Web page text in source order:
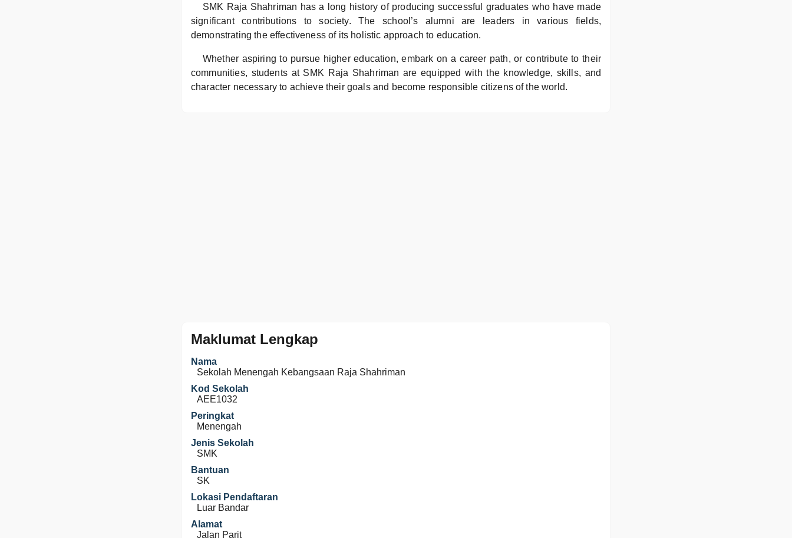
SMK Raja Shahriman has a long history of producing successful graduates who have made
significant contributions to society. The school’s alumni are leaders in various fields,
demonstrating the effectiveness of its holistic approach to education.
Whether aspiring to pursue higher education, embark on a career path, or contribute to their
communities, students at SMK Raja Shahriman are equipped with the knowledge, skills, and
character necessary to achieve their goals and become responsible citizens of the world.
Maklumat Lengkap
Nama
Sekolah Menengah Kebangsaan Raja Shahriman
Kod Sekolah
AEE1032
Peringkat
Menengah
Jenis Sekolah
SMK
Bantuan
SK
Lokasi Pendaftaran
Luar Bandar
Alamat
Jalan Parit